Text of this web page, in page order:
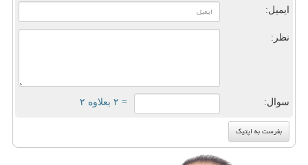
ایمیل:
نظر:
سوال: = ۲ بعلاوه ۲